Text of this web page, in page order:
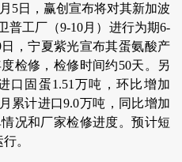
5日，赢创宣布将对其新加波
普工厂（9-10月）进行为期6-
，宁夏紫光宣布其蛋氨酸产
检修，检修时间约50天。另
口固蛋1.51万吨，环比增加
累计进口9.0万吨，同比增加
况和厂家检修进度。预计短
。